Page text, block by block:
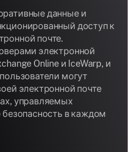
данные и
доступ к
почте.
электронной
Online и IceWarp, и
могут
электронной почте
управляемых
в каждом